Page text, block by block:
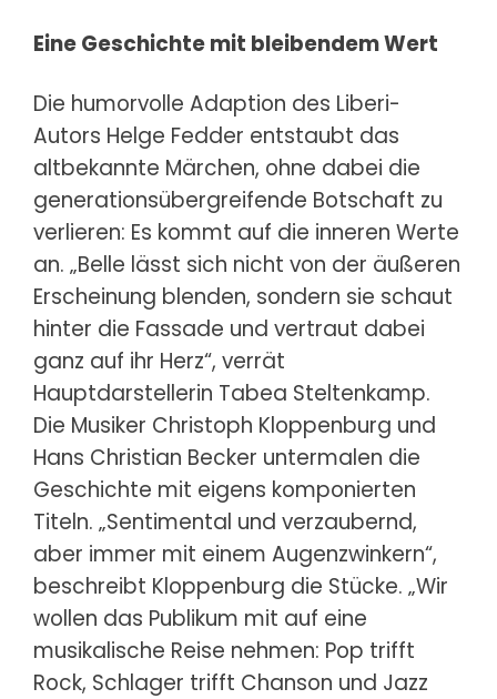
Eine Geschichte mit bleibendem Wert
Die humorvolle Adaption des Liberi-
Autors Helge Fedder entstaubt das
altbekannte Märchen, ohne dabei die
generationsübergreifende Botschaft zu
verlieren: Es kommt auf die inneren Werte
an. „Belle lässt sich nicht von der äußeren
Erscheinung blenden, sondern sie schaut
hinter die Fassade und vertraut dabei
ganz auf ihr Herz“, verrät
Hauptdarstellerin Tabea Steltenkamp.
Die Musiker Christoph Kloppenburg und
Hans Christian Becker untermalen die
Geschichte mit eigens komponierten
Titeln. „Sentimental und verzaubernd,
aber immer mit einem Augenzwinkern“,
beschreibt Kloppenburg die Stücke. „Wir
wollen das Publikum mit auf eine
musikalische Reise nehmen: Pop trifft
Rock, Schlager trifft Chanson und Jazz